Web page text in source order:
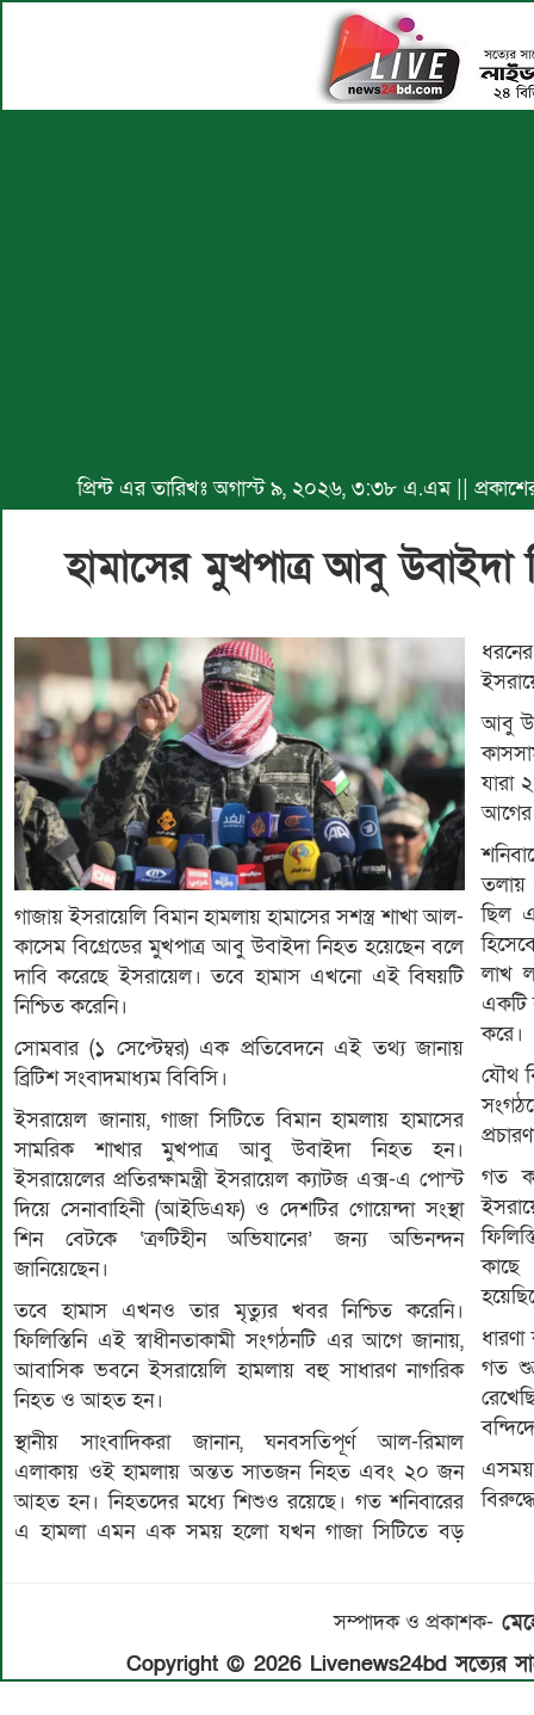
প্রিন্ট এর তারিখঃ অগাস্ট ৯, ২০২৬, ৩:৩৮ এ.এম ||
হামাসের মুখপাত্র আবু উবাইদা
গাজায় ইসরায়েলি বিমান হামলায় হামাসের সশস্ত্র শাখা আল-
কাসেম বিগ্রেডের মুখপাত্র আবু উবাইদা নিহত হয়েছেন বলে
দাবি করেছে ইসরায়েল। তবে হামাস এখনো এই বিষয়টি
নিশ্চিত করেনি।
সোমবার (১ সেপ্টেম্বর) এক প্রতিবেদনে এই তথ্য জানায়
ব্রিটিশ সংবাদমাধ্যম বিবিসি।
ইসরায়েল জানায়, গাজা সিটিতে বিমান হামলায় হামাসের
সামরিক শাখার মুখপাত্র আবু উবাইদা নিহত হন।
ইসরায়েলের প্রতিরক্ষামন্ত্রী ইসরায়েল ক্যাটজ এক্স-এ পোস্ট
দিয়ে সেনাবাহিনী (আইডিএফ) ও দেশটির গোয়েন্দা সংস্থা
শিন বেটকে ‘ত্রুটিহীন অভিযানের’ জন্য অভিনন্দন
জানিয়েছেন।
তবে হামাস এখনও তার মৃত্যুর খবর নিশ্চিত করেনি।
ফিলিস্তিনি এই স্বাধীনতাকামী সংগঠনটি এর আগে জানায়,
আবাসিক ভবনে ইসরায়েলি হামলায় বহু সাধারণ নাগরিক
নিহত ও আহত হন।
স্থানীয় সাংবাদিকরা জানান, ঘনবসতিপূর্ণ আল-রিমাল
এলাকায় ওই হামলায় অন্তত সাতজন নিহত এবং ২০ জন
আহত হন। নিহতদের মধ্যে শিশুও রয়েছে। গত শনিবারের
এ হামলা এমন এক সময় হলো যখন গাজা সিটিতে বড়
আবু
যারা
আগের
তলায়
ছিল
লাখ
একটি
করে।
যৌথ
গত
কাছে
গত
এসময়
সম্পাদক ও প্রকাশক-
Copyright © 2026 Livenews24bd সত্যের